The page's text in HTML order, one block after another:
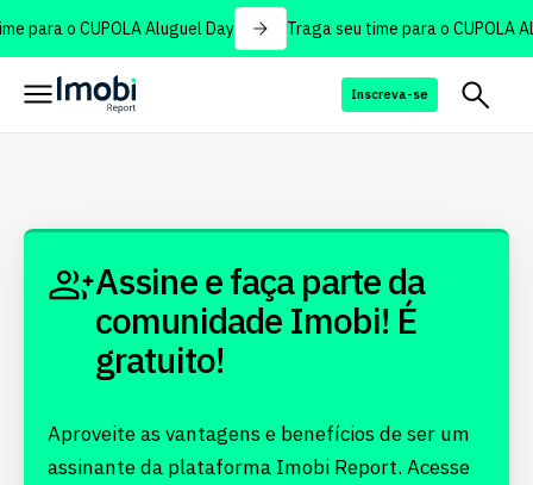
para o CUPOLA Aluguel Day Traga seu time para o CUPOLA
Inscreva-se
Assine e faça parte da
comunidade Imobi! É
gratuito!
Aproveite as vantagens e benefícios de ser um
assinante da plataforma Imobi Report. Acesse